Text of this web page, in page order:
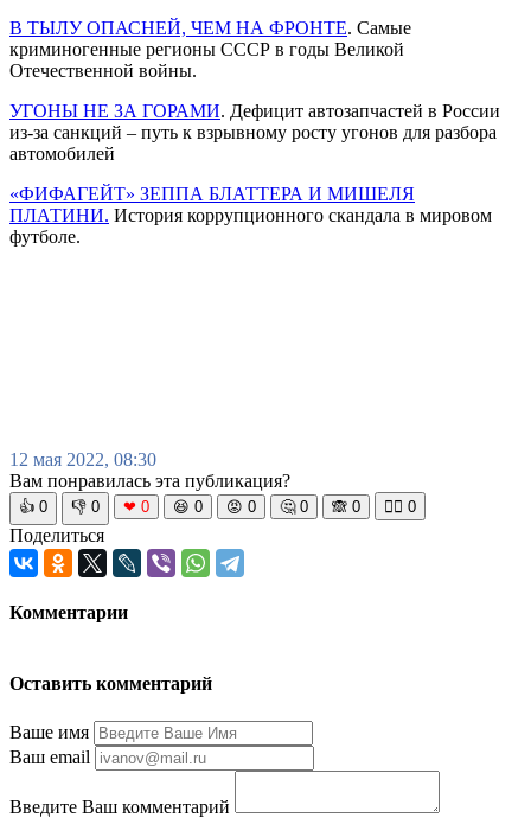
В ТЫЛУ ОПАСНЕЙ, ЧЕМ НА ФРОНТЕ. Самые
криминогенные регионы СССР в годы Великой
Отечественной войны.
УГОНЫ НЕ ЗА ГОРАМИ. Дефицит автозапчастей в России
из-за санкций – путь к взрывному росту угонов для разбора
автомобилей
«ФИФАГЕЙТ» ЗЕППА БЛАТТЕРА И МИШЕЛЯ
ПЛАТИНИ. История коррупционного скандала в мировом
футболе.
12 мая 2022, 08:30
Вам понравилась эта публикация?
👍 0 👎 0 ❤ 0 😆 0 😡 0 🤔 0 🙈 0 🧘‍♀️ 0
Поделиться
Комментарии
Оставить комментарий
Ваше имя
Ваш email
Введите Ваш комментарий